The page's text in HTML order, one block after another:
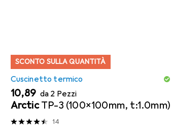
SCONTO SULLA QUANTITÀ
Cuscinetto termico
EUR
10,89 da 2 Pezzi
Arctic TP-3 (100x100mm, t:1.0mm)
14